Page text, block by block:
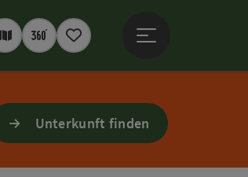
Interaktive Karte
360° Panoramen
Merkzettel
Unterkunft finden